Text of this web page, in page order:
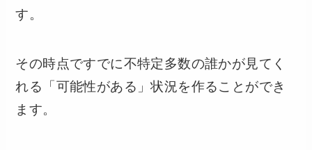
す。
その時点ですでに不特定多数の誰かが見てく
れる「可能性がある」状況を作ることができ
ます。